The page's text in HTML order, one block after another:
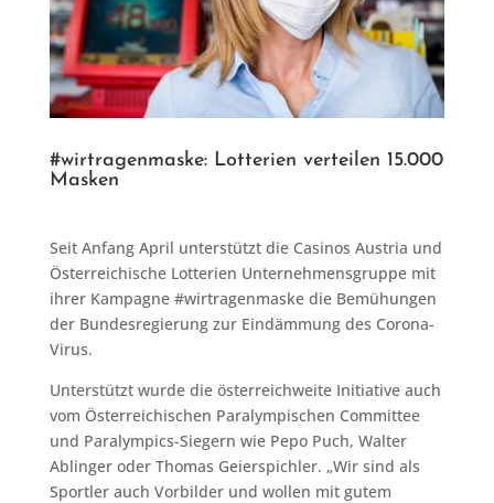
#wirtragenmaske: Lotterien verteilen 15.000
Masken
Seit Anfang April unterstützt die Casinos Austria und
Österreichische Lotterien Unternehmensgruppe mit
ihrer Kampagne #wirtragenmaske die Bemühungen
der Bundesregierung zur Eindämmung des Corona-
Virus.
Unterstützt wurde die österreichweite Initiative auch
vom Österreichischen Paralympischen Committee
und Paralympics-Siegern wie Pepo Puch, Walter
Ablinger oder Thomas Geierspichler. „Wir sind als
Sportler auch Vorbilder und wollen mit gutem